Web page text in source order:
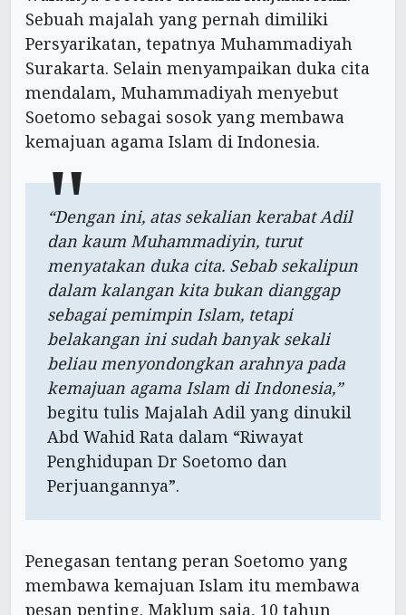
Sebuah majalah yang pernah dimiliki
Persyarikatan, tepatnya Muhammadiyah
Surakarta. Selain menyampaikan duka cita
mendalam, Muhammadiyah menyebut
Soetomo sebagai sosok yang membawa
kemajuan agama Islam di Indonesia.
“Dengan ini, atas sekalian kerabat Adil
dan kaum Muhammadiyin, turut
menyatakan duka cita. Sebab sekalipun
dalam kalangan kita bukan dianggap
sebagai pemimpin Islam, tetapi
belakangan ini sudah banyak sekali
beliau menyondongkan arahnya pada
kemajuan agama Islam di Indonesia,”
begitu tulis Majalah Adil yang dinukil
Abd Wahid Rata dalam “Riwayat
Penghidupan Dr Soetomo dan
Perjuangannya”.
Penegasan tentang peran Soetomo yang
membawa kemajuan Islam itu membawa
pesan penting. Maklum saja, 10 tahun